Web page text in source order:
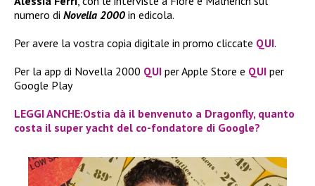
numero di Novella 2000 in edicola.
Per avere la vostra copia digitale in promo cliccate QUI.
Per la app di Novella 2000 QUI per Apple Store e QUI per
Google Play
LEGGI ANCHE:Ostia dà il benvenuto a Dragonfly, quanto
costa il super yacht del co-fondatore di Google?